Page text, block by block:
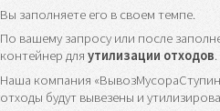
Вы заполняете его в своем темпе.
По вашему запросу или после
контейнер для утилизации отходов.
Наша компания
отходы будут вывезены и